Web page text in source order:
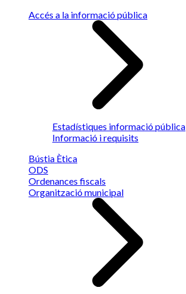
Accés a la informació pública
Estadístiques informació pública
Informació i requisits
Bústia Ètica
ODS
Ordenances fiscals
Organització municipal